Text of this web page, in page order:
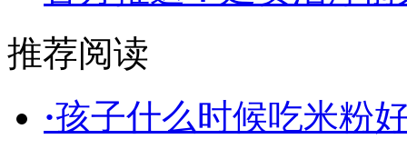
推荐阅读
·孩子什么时候吃米粉